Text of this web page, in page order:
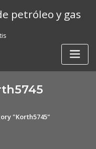
petróleo y gas
"Korth5745"